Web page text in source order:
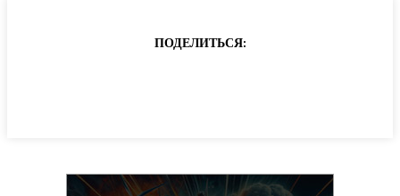
ПОДЕЛИТЬСЯ: